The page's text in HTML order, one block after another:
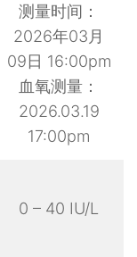
测量时间：
2026年03月
09日 16:00pm
血氧测量：
2026.03.19
17:00pm
0 – 40 IU/L